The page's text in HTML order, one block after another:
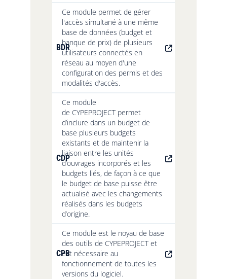
BDR
Ce module permet de gérer
l'accès simultané à une même
base de données (budget et
banque de prix) de plusieurs
utilisateurs connectés en
réseau au moyen d'une
configuration des permis et des
modalités d'accès.
CDP
Ce module
de CYPEPROJECT permet
d’inclure dans un budget de
base plusieurs budgets
existants et de maintenir la
liaison entre les unités
d’ouvrages incorporés et les
budgets liés, de façon à ce que
le budget de base puisse être
actualisé avec les changements
réalisés dans les budgets
d’origine.
CPB
Ce module est le noyau de base
des outils de CYPEPROJECT et
est nécessaire au
fonctionnement de toutes les
versions du logiciel.